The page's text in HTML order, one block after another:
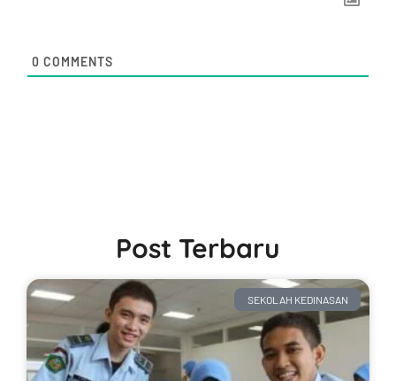
0 COMMENTS
Post Terbaru
SEKOLAH KEDINASAN